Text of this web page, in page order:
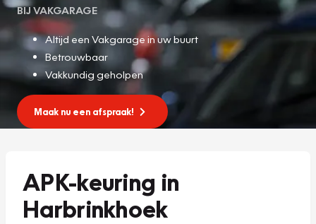
BIJ VAKGARAGE
Altijd een Vakgarage in uw buurt
Betrouwbaar
Vakkundig geholpen
Maak nu een afspraak!
APK-keuring in
Harbrinkhoek